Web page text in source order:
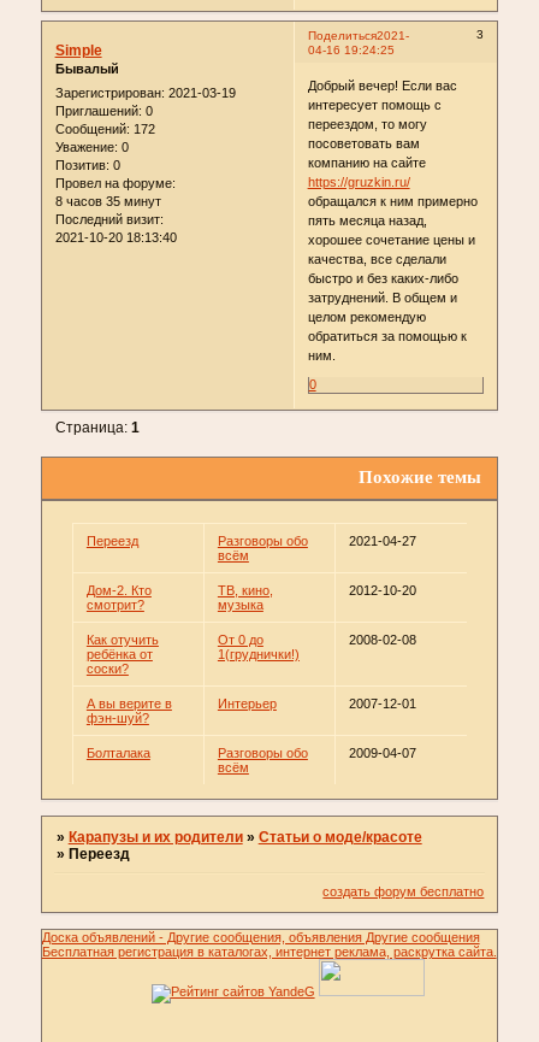
Поделиться 3
2021-
04-16 19:24:25
Simple
Бывалый
Зарегистрирован: 2021-03-19
Приглашений: 0
Сообщений: 172
Уважение: 0
Позитив: 0
Провел на форуме:
8 часов 35 минут
Последний визит:
2021-10-20 18:13:40
Добрый вечер! Если вас
интересует помощь с
переездом, то могу
посоветовать вам
компанию на сайте
https://gruzkin.ru/
обращался к ним примерно
пять месяца назад,
хорошее сочетание цены и
качества, все сделали
быстро и без каких-либо
затруднений. В общем и
целом рекомендую
обратиться за помощью к
ним.
0
Страница: 1
Похожие темы
Переезд
Разговоры обо
всём
2021-04-27
Дом-2. Кто
смотрит?
ТВ, кино,
музыка
2012-10-20
Как отучить
ребёнка от
соски?
От 0 до
1(груднички!)
2008-02-08
А вы верите в
фэн-шуй?
Интерьер 2007-12-01
Болталака
Разговоры обо
всём
2009-04-07
» Карапузы и их родители » Статьи о моде/красоте
» Переезд
создать форум бесплатно
Доска объявлений - Другие сообщения, объявления Другие сообщения
Бесплатная регистрация в каталогах, интернет реклама, раскрутка сайта.